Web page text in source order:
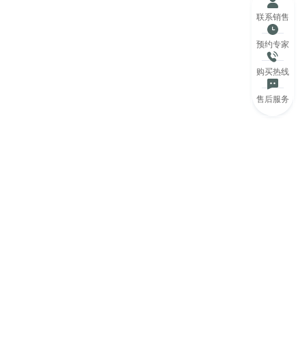
联系销售
预约专家
购买热线
售后服务